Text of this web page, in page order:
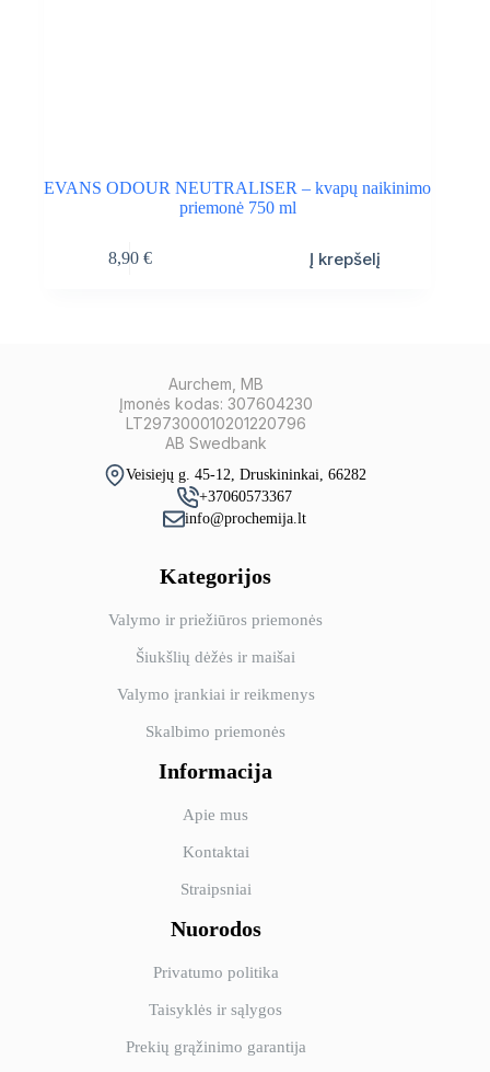
EVANS ODOUR NEUTRALISER – kvapų naikinimo
priemonė 750 ml
8,90 € Į krepšelį
Aurchem, MB
Įmonės kodas: 307604230
LT297300010201220796
AB Swedbank
Veisiejų g. 45-12, Druskininkai, 66282
+37060573367
info@prochemija.lt
Kategorijos
Valymo ir priežiūros priemonės
Šiukšlių dėžės ir maišai
Valymo įrankiai ir reikmenys
Skalbimo priemonės
Informacija
Apie mus
Kontaktai
Straipsniai
Nuorodos
Privatumo politika
Taisyklės ir sąlygos
Prekių grąžinimo garantija